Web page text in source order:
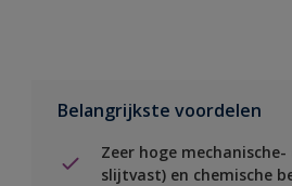
Belangrijkste voordelen
Zeer hoge
slijtvast) en chemische